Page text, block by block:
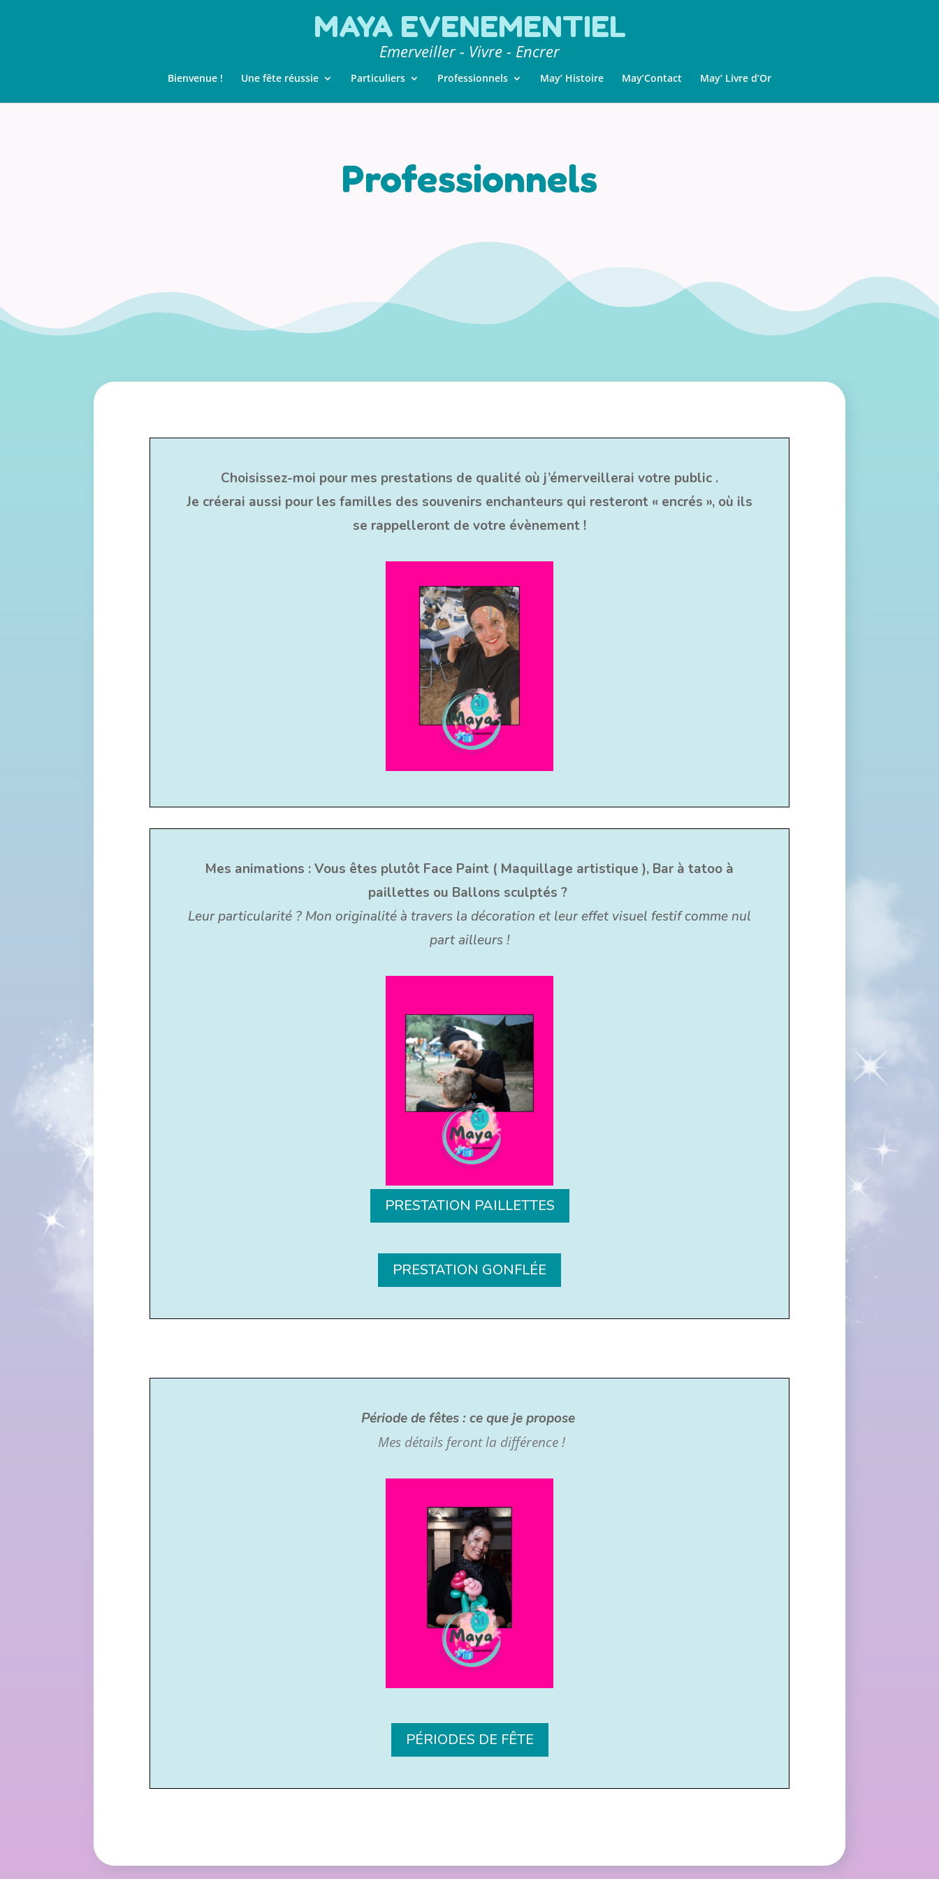
MAYA EVENEMENTIEL
Emerveiller - Vivre - Encrer
Bienvenue ! Une fête réussie Particuliers Professionnels May’ Histoire May’Contact May’ Livre d’Or
Professionnels
Choisissez-moi pour mes prestations de qualité où j’émerveillerai votre public .
Je créerai aussi pour les familles des souvenirs enchanteurs qui resteront « encrés », où ils
se rappelleront de votre évènement !
Mes animations : Vous êtes plutôt Face Paint ( Maquillage artistique ), Bar à tatoo à
paillettes ou Ballons sculptés ?
Leur particularité ? Mon originalité à travers la décoration et leur effet visuel festif comme nul
part ailleurs !
PRESTATION PAILLETTES
PRESTATION GONFLÉE
Période de fêtes : ce que je propose
Mes détails feront la différence !
PÉRIODES DE FÊTE